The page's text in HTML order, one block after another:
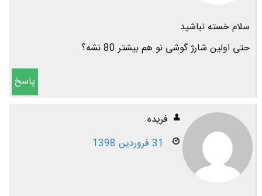
سلام خسته نباشید
حتی اولین شارژ گوشی نو هم بیشتر 80 نشه؟
پاسخ
فریده
31 فروردین 1398